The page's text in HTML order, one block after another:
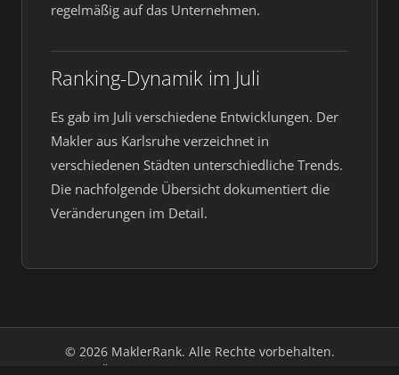
regelmäßig auf das Unternehmen.
Ranking-Dynamik im Juli
Es gab im Juli verschiedene Entwicklungen. Der
Makler aus Karlsruhe verzeichnet in
verschiedenen Städten unterschiedliche Trends.
Die nachfolgende Übersicht dokumentiert die
Veränderungen im Detail.
© 2026 MaklerRank. Alle Rechte vorbehalten.
Über uns